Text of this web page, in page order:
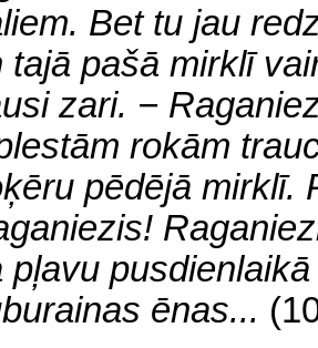
Bet tu jau
tajā pašā mirklī
zari. −
rokām
pēdējā mirklī.
pļavu
ēnas...